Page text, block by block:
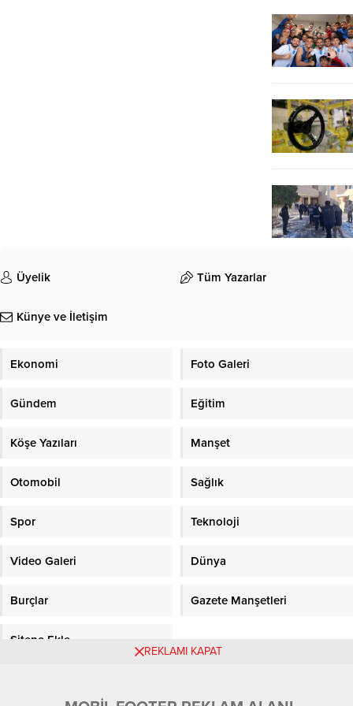
Üyelik Tüm Yazarlar
Künye ve İletişim
Ekonomi Foto Galeri
Gündem Eğitim
Köşe Yazıları Manşet
Otomobil Sağlık
Spor Teknoloji
Video Galeri Dünya
Burçlar Gazete Manşetleri
Sitene Ekle
REKLAMI KAPAT